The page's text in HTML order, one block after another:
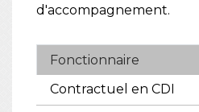
d'accompagnement.
Fonctionnaire
Contractuel en CDI